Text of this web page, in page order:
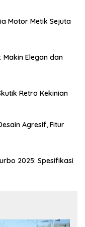
Motor Metik Sejuta
Makin Elegan dan
Retro Kekinian
Agresif, Fitur
2025: Spesifikasi